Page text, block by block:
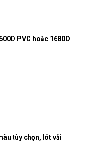
PVC hoặc 1680D
tùy chọn, lót vải